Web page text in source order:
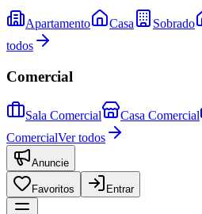
Apartamento Casa Sobrado
todos
Comercial
Sala Comercial Casa Comercial
ComercialVer todos
Anuncie
Favoritos Entrar